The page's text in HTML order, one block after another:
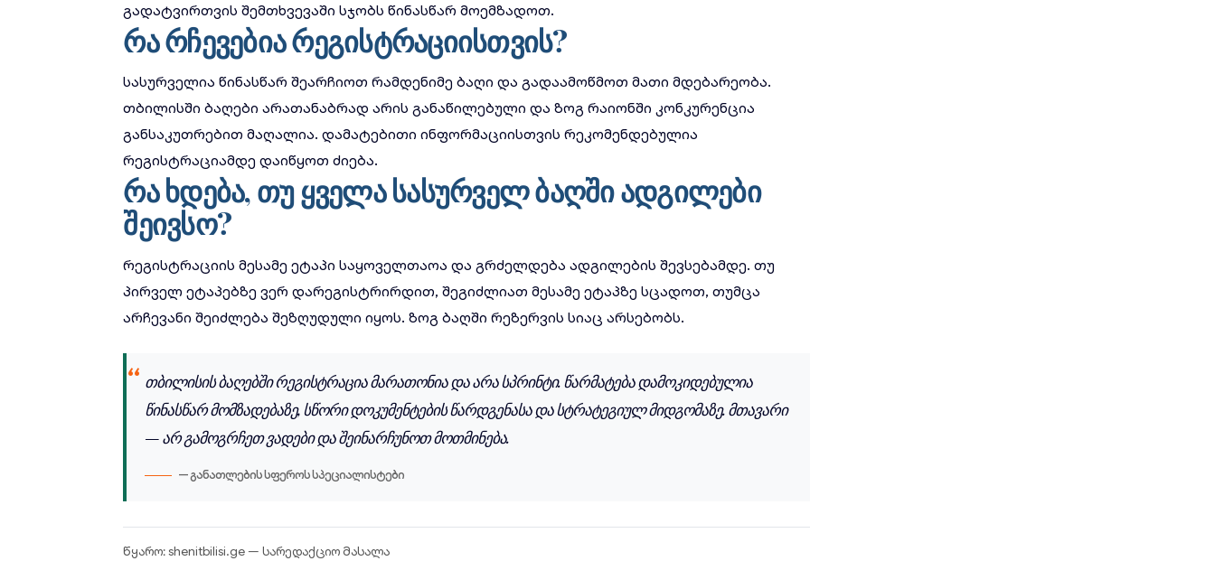
გადატვირთვის შემთხვევაში სჯობს წინასწარ მოემზადოთ.
რა რჩევებია რეგისტრაციისთვის?
სასურველია წინასწარ შეარჩიოთ რამდენიმე ბაღი და გადაამოწმოთ მათი მდებარეობა.
თბილისში ბაღები არათანაბრად არის განაწილებული და ზოგ რაიონში კონკურენცია
განსაკუთრებით მაღალია.დამატებითი ინფორმაციისთვის რეკომენდებულია
რეგისტრაციამდე დაიწყოთ ძიება.
რა ხდება, თუ ყველა სასურველ ბაღში ადგილები
შეივსო?
რეგისტრაციის მესამე ეტაპი საყოველთაოა და გრძელდება ადგილების შევსებამდე. თუ
პირველ ეტაპებზე ვერ დარეგისტრირდით, შეგიძლიათ მესამე ეტაპზე სცადოთ, თუმცა
არჩევანი შეიძლება შეზღუდული იყოს. ზოგ ბაღში რეზერვის სიაც არსებობს.
თბილისის ბაღებში რეგისტრაცია მარათონია და არა სპრინტი. წარმატება დამოკიდებულია
წინასწარ მომზადებაზე, სწორი დოკუმენტების წარდგენასა და სტრატეგიულ მიდგომაზე. მთავარი
— არ გამოგრჩეთ ვადები და შეინარჩუნოთ მოთმინება.
— განათლების სფეროს სპეციალისტები
წყარო: shenitbilisi.ge — სარედაქციო მასალა